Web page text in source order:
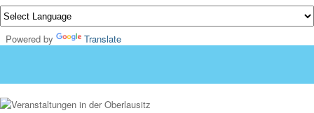
Powered by Translate